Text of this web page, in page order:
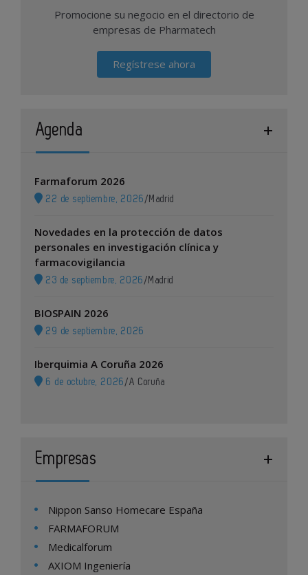
Promocione su negocio en el directorio de
empresas de Pharmatech
Regístrese ahora
Agenda
Farmaforum 2026
22 de septiembre, 2026 / Madrid
Novedades en la protección de datos
personales en investigación clínica y
farmacovigilancia
23 de septiembre, 2026 / Madrid
BIOSPAIN 2026
29 de septiembre, 2026
Iberquimia A Coruña 2026
6 de octubre, 2026 /A Coruña
Empresas
Nippon Sanso Homecare España
FARMAFORUM
Medicalforum
AXIOM Ingeniería